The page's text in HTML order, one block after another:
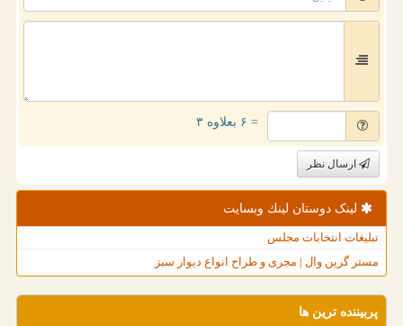
= ۶ بعلاوه ۳
ارسال نظر
لینک دوستان لینك وبسایت
تبلیغات انتخابات مجلس
مستر گرین وال | مجری و طراح انواع دیوار سبز
پربیننده ترین ها